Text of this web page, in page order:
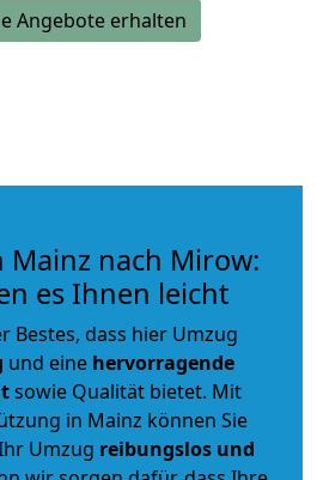
Angebote erhalten
Mainz nach Mirow:
es Ihnen leicht
Bestes, dass hier Umzug
und eine hervorragende
sowie Qualität bietet. Mit
in Mainz können Sie
Umzug reibungslos und